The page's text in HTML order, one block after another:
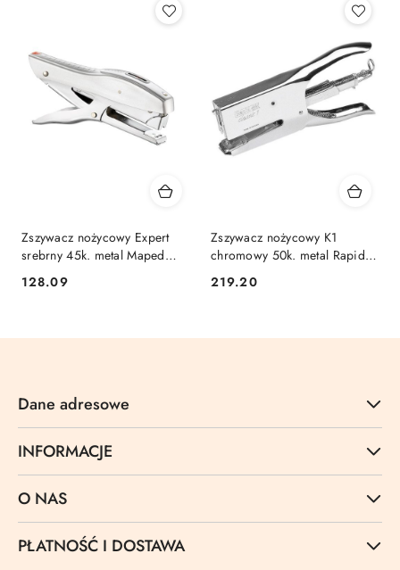
Zszywacz nożycowy Expert
srebrny 45k. metal Maped
Cena:
128.09
Zszywacz nożycowy K1
chromowy 50k. metal Rapid
Cena:
219.20
Dane adresowe
INFORMACJE
O NAS
PŁATNOŚĆ I DOSTAWA